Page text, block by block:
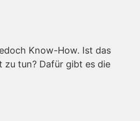
Know-How. Ist das
tun? Dafür gibt es die